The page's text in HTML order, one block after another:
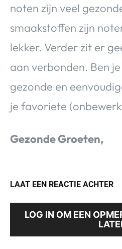
noten zijn veel
smaakstoffen zijn
lekker. Verder zit er
aan verbonden. Ben
gezonde en
je favoriete
Gezonde Groeten,
LAAT EEN REACTIE ACHTER
LOG IN OM EEN